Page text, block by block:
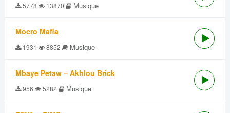
5778 13870 Musique
Mocro Mafia
1931 8852 Musique
Mbaye Petaw – Akhlou Brick
956 5282 Musique